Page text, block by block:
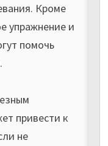
Кроме
упражнение и
помочь
привести к
не